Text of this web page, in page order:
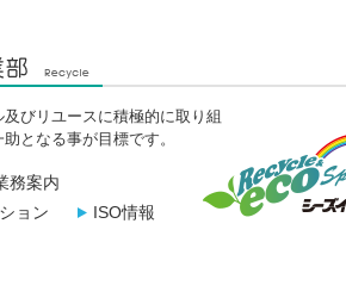
びリユースに積極的に取り組
となる事が目標です。
務案内
ョン
ISO情報